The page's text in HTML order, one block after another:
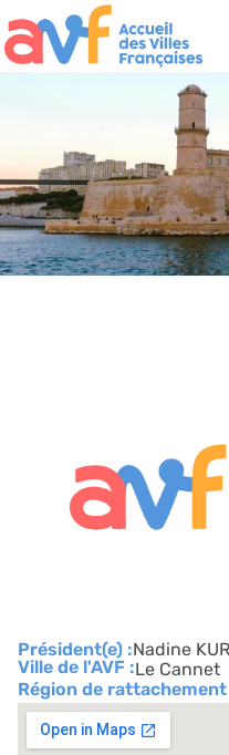
Président(e) :Nadine
Ville de l'AVF :Le Cannet
Région de rattachement